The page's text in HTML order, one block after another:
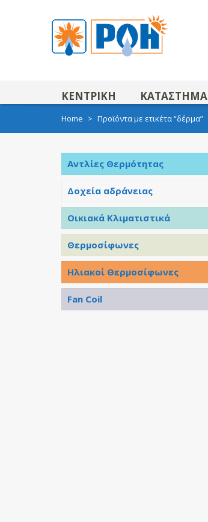
ΚΕΝΤΡΙΚΗ ΚΑΤΑΣΤΗΜΑ
Home > Προϊόντα με ετικέτα “δέρμα”
Αντλίες Θερμότητας
Δοχεία αδράνειας
Οικιακά Κλιματιστικά
Θερμοσίφωνες
Ηλιακοί Θερμοσίφωνες
Fan Coil